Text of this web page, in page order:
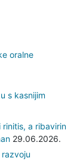
oralne
s kasnijim
a ribavirin
29.06.2026.